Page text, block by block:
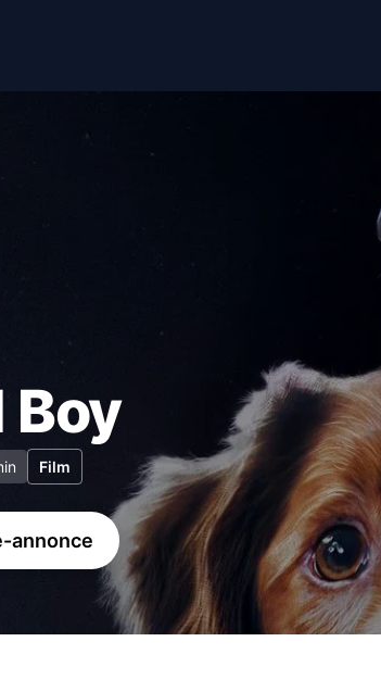
Boy
Film
annonce